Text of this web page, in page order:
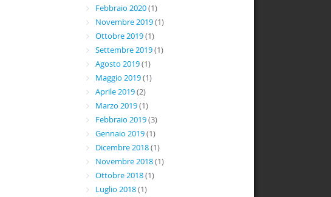
Febbraio 2020(1)
Novembre 2019(1)
Ottobre 2019(1)
Settembre 2019(1)
Agosto 2019(1)
Maggio 2019(1)
Aprile 2019(2)
Marzo 2019(1)
Febbraio 2019(3)
Gennaio 2019(1)
Dicembre 2018(1)
Novembre 2018(1)
Ottobre 2018(1)
Luglio 2018(1)